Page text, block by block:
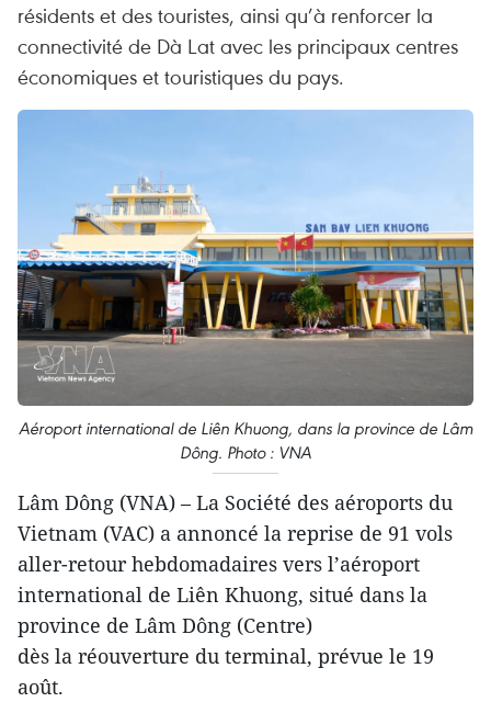
résidents et des touristes, ainsi qu’à renforcer la
connectivité de Dà Lat avec les principaux centres
économiques et touristiques du pays.
Aéroport international de Liên Khuong, dans la province de Lâm
Dông. Photo : VNA
Lâm Dông (VNA) – La Société des aéroports du
Vietnam (VAC) a annoncé la reprise de 91 vols
aller-retour hebdomadaires vers l’aéroport
international de Liên Khuong, situé dans la
province de Lâm Dông (Centre)
dès la réouverture du terminal, prévue le 19
août.